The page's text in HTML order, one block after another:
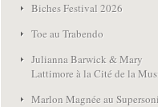
Biches Festival 2026
Toe au Trabendo
Julianna Barwick & Mary
Lattimore à la Cité de la
Marlon Magnée au